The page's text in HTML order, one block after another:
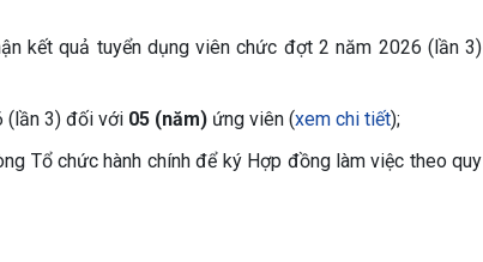
kết quả tuyển dụng viên chức đợt 2 năm 2026 (lần 3)
(lần 3) đối với 05 (năm)ứng viên (xem chi tiết);
Tổ chức hành chính để ký Hợp đồng làm việc theo quy